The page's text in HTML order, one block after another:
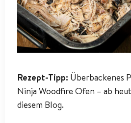
Rezept-Tipp: Überbackenes
Ninja Woodfire Ofen – ab
diesem Blog.